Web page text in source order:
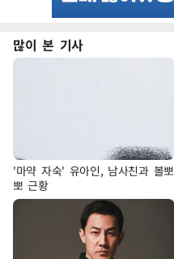
많이 본 기사
'마약 자숙' 유아인, 남사친과 볼뽀
뽀 근황